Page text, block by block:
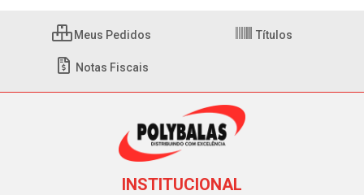
Meus Pedidos Títulos
Notas Fiscais
INSTITUCIONAL